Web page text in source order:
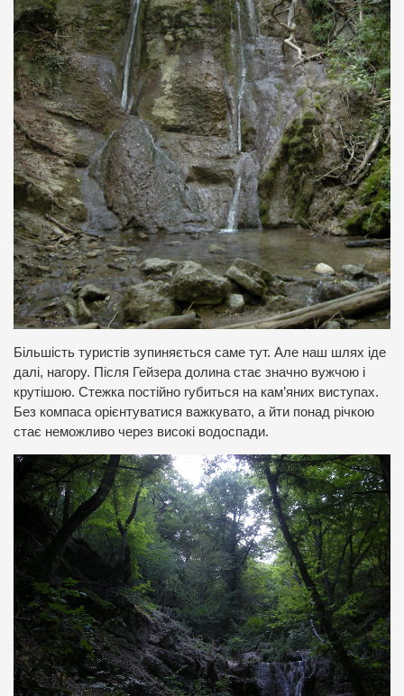
Більшість туристів зупиняється саме тут. Але наш шлях іде
далі, нагору. Після Гейзера долина стає значно вужчою і
крутішою. Стежка постійно губиться на кам’яних виступах.
Без компаса орієнтуватися важкувато, а йти понад річкою
стає неможливо через високі водоспади.